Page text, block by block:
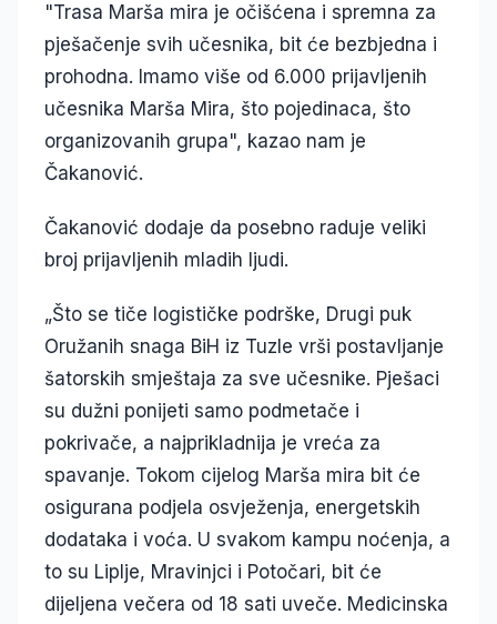
"Trasa Marša mira je očišćena i spremna za
pješačenje svih učesnika, bit će bezbjedna i
prohodna. Imamo više od 6.000 prijavljenih
učesnika Marša Mira, što pojedinaca, što
organizovanih grupa", kazao nam je
Čakanović.
Čakanović dodaje da posebno raduje veliki
broj prijavljenih mladih ljudi.
„Što se tiče logističke podrške, Drugi puk
Oružanih snaga BiH iz Tuzle vrši postavljanje
šatorskih smještaja za sve učesnike. Pješaci
su dužni ponijeti samo podmetače i
pokrivače, a najprikladnija je vreća za
spavanje. Tokom cijelog Marša mira bit će
osigurana podjela osvježenja, energetskih
dodataka i voća. U svakom kampu noćenja, a
to su Liplje, Mravinjci i Potočari, bit će
dijeljena večera od 18 sati uveče. Medicinska